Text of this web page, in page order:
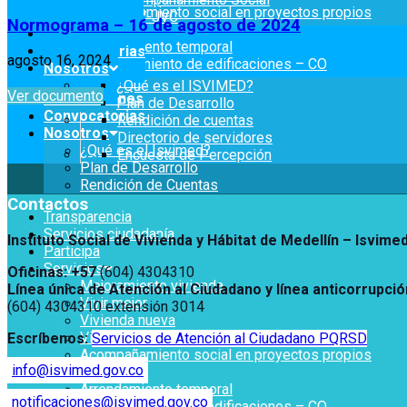
Servicios
Mejoramiento de Vivienda
Vivienda Nueva
Vivienda un proyecto familiar
Titulación
Arrendamiento temporal
Reconocimiento de
Edificaciones – C0
Acompañamiento Social
OPV-JVC
Notificaciones
Convocatorias
Nosotros
¿Qué es el ISVIMED?
Plan de Desarrollo
Rendición de cuentas
Directorio de servidores
Encuesta de Percepción
Opciones de accesibilidad
A+ A A-
Tamaño de la
fuente
Contraste
Centro de relevo
Acompañamiento social en proyectos propios
Titulación
Arrendamiento temporal
Reconocimiento de edificaciones – CO
OPV-JVC
Notificaciones
Convocatorias
Nosotros
¿Qué es el Isvimed?
Plan de Desarrollo
Rendición de Cuentas
Transparencia
Servicios ciudadanía
Participa
Servicios
Mejoramiento vivienda
Vivir mejor
Vivienda nueva
Vivienda un proyecto familiar
Acompañamiento social en proyectos propios
Titulación
Arrendamiento temporal
OPV-JVC
Notificaciones
Convocatorias
Nosotros
¿Qué es el ISVIMED?
Plan de Desarrollo
Rendición de cuentas
Directorio de servidores
Encuesta de Percepción
Normograma – 16 de agosto de 2024
agosto 16, 2024
Ver documento
Contactos
Instituto Social de Vivienda y Hábitat de Medellín –
Oficinas: +57(604) 4304310
Línea única de Atención al Ciudadano y línea
(604) 4304310 extensión 3014
Escríbenos:Servicios de Atención al Ciudadano PQRSD
info@isvimed.gov.co
notificaciones@isvimed.gov.co